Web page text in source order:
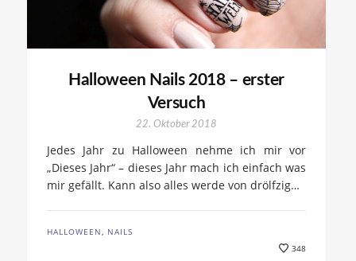
Halloween Nails 2018 – erster
Versuch
22. Oktober 2018
Jedes Jahr zu Halloween nehme ich mir vor
„Dieses Jahr“ – dieses Jahr mach ich einfach was
mir gefällt. Kann also alles werde von drölfzig…
HALLOWEEN, NAILS
348